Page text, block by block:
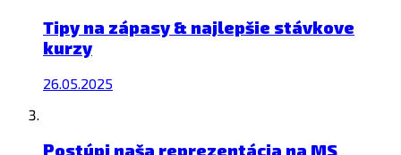
Tipy na zápasy & najlepšie stávkove
kurzy
26.05.2025
Postúpi naša reprezentácia na MS